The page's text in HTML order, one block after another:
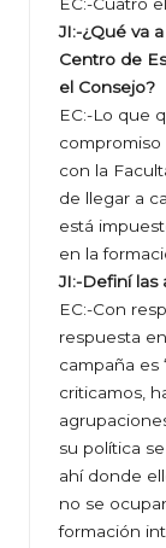
JI:-¿Qué va
Centro de
el Consejo?
EC:-Lo que
con la
de llegar a
está
en la
JI:-Definí las
EC:-Con
respuesta
campaña es
criticamos,
su política
ahí donde
no se
formación